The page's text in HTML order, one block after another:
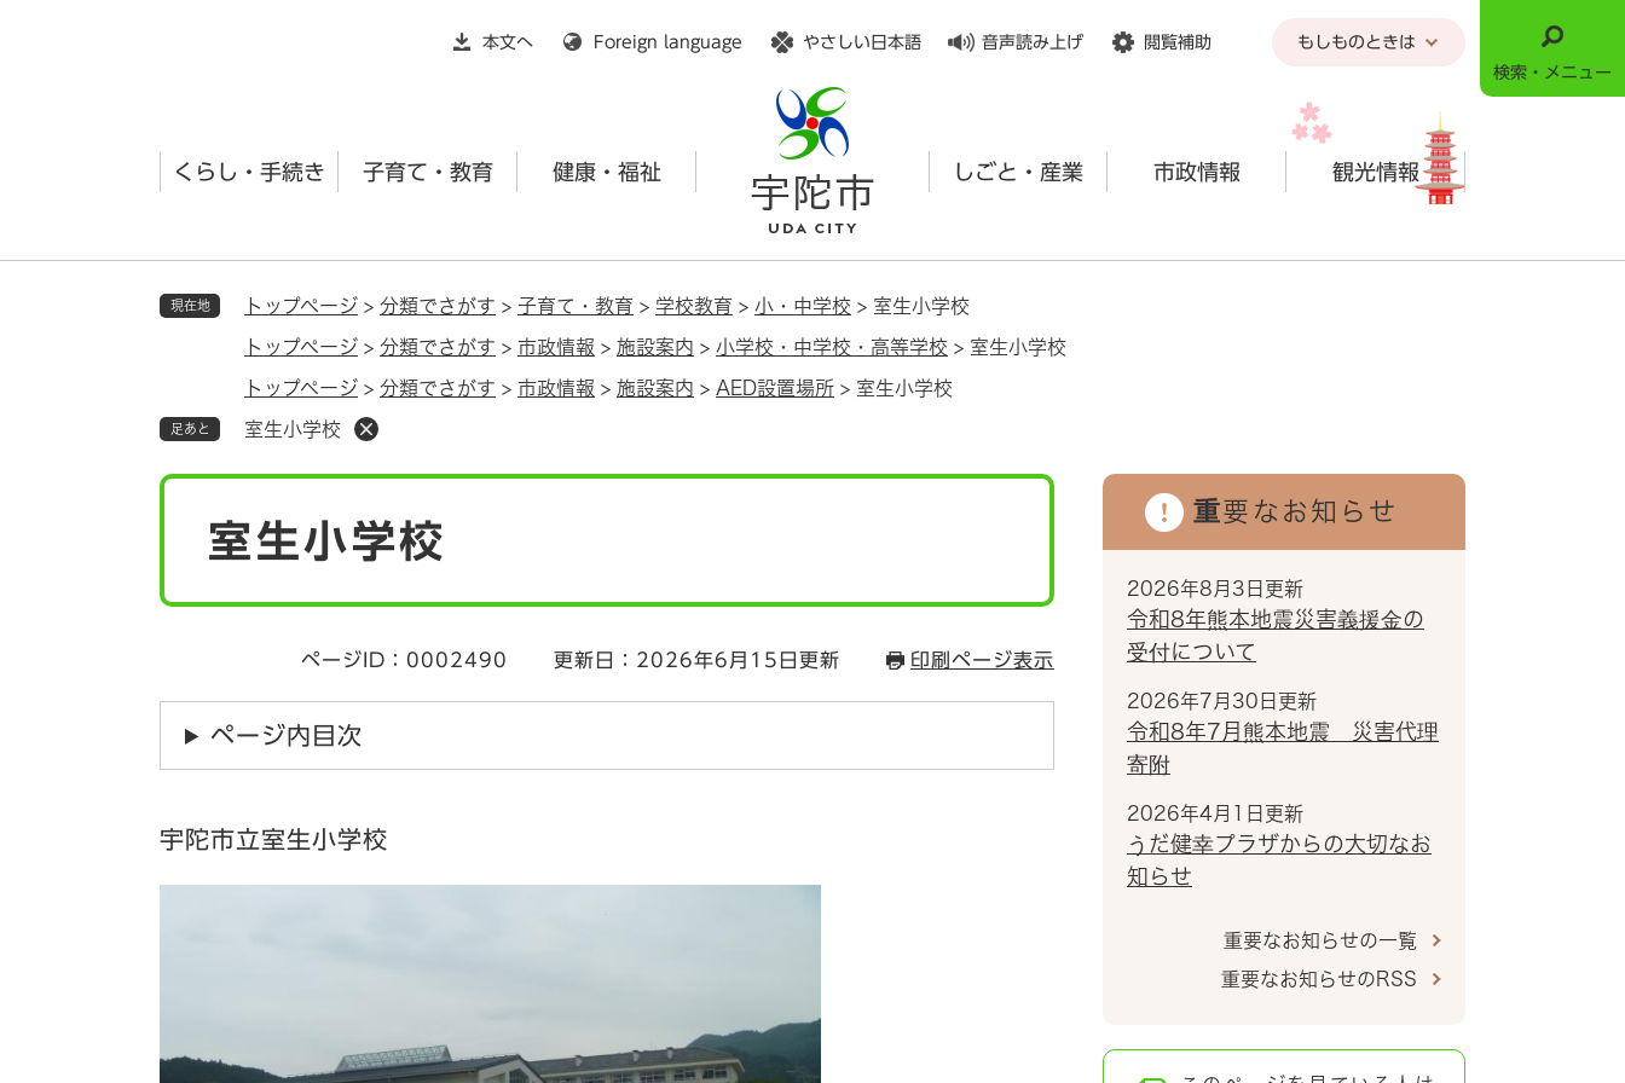
本文へ
Foreign language やさしい日本語 音声読み上げ 閲覧補助 もしものときは
くらし・手続き 子育て・教育 健康・福祉 しごと・産業 市政情報 観光情報
検索・メニュー
現在地 トップページ > 分類でさがす > 子育て・教育 > 学校教育 > 小・中学校 > 室生小学校
トップページ > 分類でさがす > 市政情報 > 施設案内 > 小学校・中学校・高等学校 > 室生小学校
トップページ > 分類でさがす > 市政情報 > 施設案内 > AED設置場所 > 室生小学校
足あと 室生小学校
室生小学校
ページID：0002490 更新日：2026年6月15日更新 印刷ページ表示
ページ内目次
宇陀市立室生小学校
重要なお知らせ
2026年8月3日更新
令和8年熊本地震災害義援金の
受付について
2026年7月30日更新
令和8年7月熊本地震 災害代理
寄附
2026年4月1日更新
うだ健幸プラザからの大切なお
知らせ
重要なお知らせの一覧
重要なお知らせのRSS